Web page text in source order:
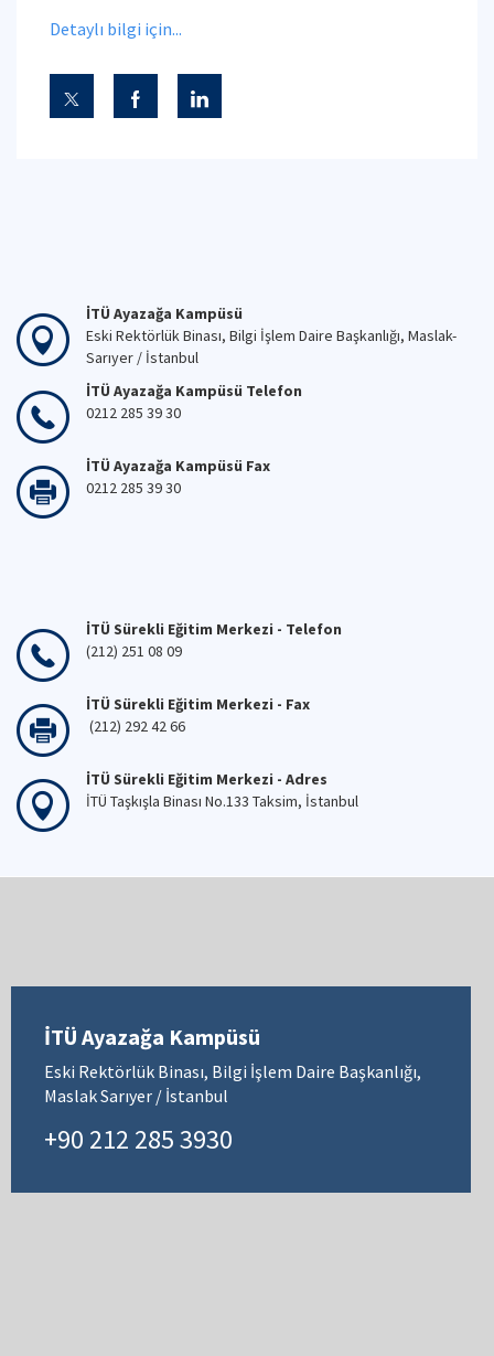
Detaylı bilgi için...
İTÜ Ayazağa Kampüsü
Eski Rektörlük Binası, Bilgi İşlem Daire Başkanlığı, Maslak-
Sarıyer / İstanbul
İTÜ Ayazağa Kampüsü Telefon
0212 285 39 30
İTÜ Ayazağa Kampüsü Fax
0212 285 39 30
İTÜ Sürekli Eğitim Merkezi - Telefon
(212) 251 08 09
İTÜ Sürekli Eğitim Merkezi - Fax
(212) 292 42 66
İTÜ Sürekli Eğitim Merkezi - Adres
İTÜ Taşkışla Binası No.133 Taksim, İstanbul
İTÜ Ayazağa Kampüsü
Eski Rektörlük Binası, Bilgi İşlem Daire Başkanlığı,
Maslak Sarıyer / İstanbul
+90 212 285 3930